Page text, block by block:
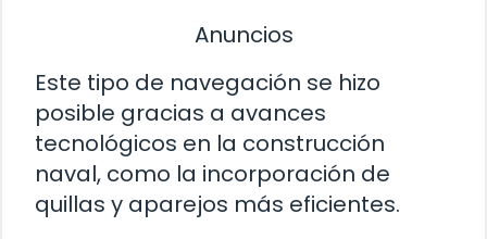
Anuncios
Este tipo de navegación se hizo
posible gracias a avances
tecnológicos en la construcción
naval, como la incorporación de
quillas y aparejos más eficientes.